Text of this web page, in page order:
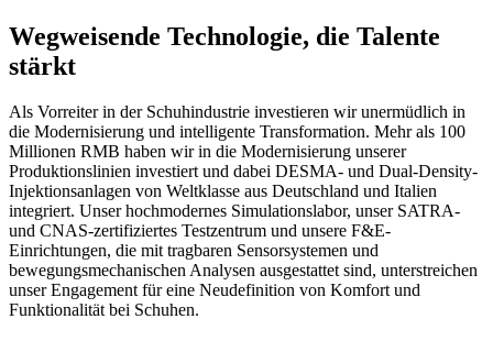
Wegweisende Technologie, die Talente
stärkt
Als Vorreiter in der Schuhindustrie investieren wir unermüdlich in
die Modernisierung und intelligente Transformation. Mehr als 100
Millionen RMB haben wir in die Modernisierung unserer
Produktionslinien investiert und dabei DESMA- und Dual-Density-
Injektionsanlagen von Weltklasse aus Deutschland und Italien
integriert. Unser hochmodernes Simulationslabor, unser SATRA-
und CNAS-zertifiziertes Testzentrum und unsere F&E-
Einrichtungen, die mit tragbaren Sensorsystemen und
bewegungsmechanischen Analysen ausgestattet sind, unterstreichen
unser Engagement für eine Neudefinition von Komfort und
Funktionalität bei Schuhen.